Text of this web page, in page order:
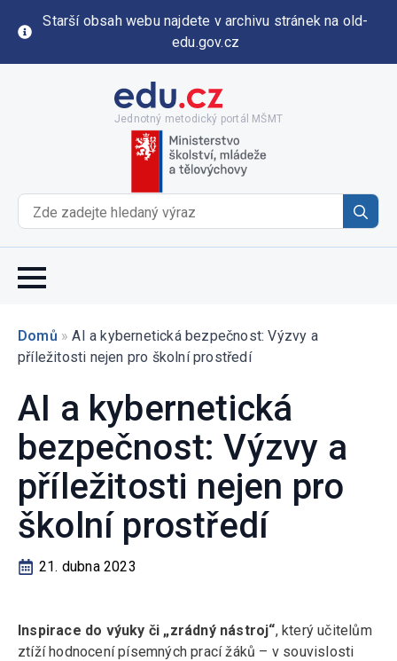
Starší obsah webu najdete v archivu stránek na old-
edu.gov.cz
Jednotný metodický portál MŠMT
for:
Domů » AI a kybernetická bezpečnost: Výzvy a
příležitosti nejen pro školní prostředí
AI a kybernetická
bezpečnost: Výzvy a
příležitosti nejen pro
školní prostředí
21. dubna 2023
Inspirace do výuky či „zrádný nástroj“, který učitelům
ztíží hodnocení písemných prací žáků – v souvislosti